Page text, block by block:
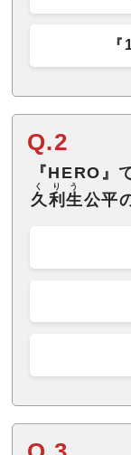
Q.2
『HERO』
久利生
くりう
公平